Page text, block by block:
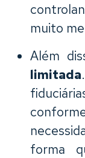
muito
Além
limitada
forma